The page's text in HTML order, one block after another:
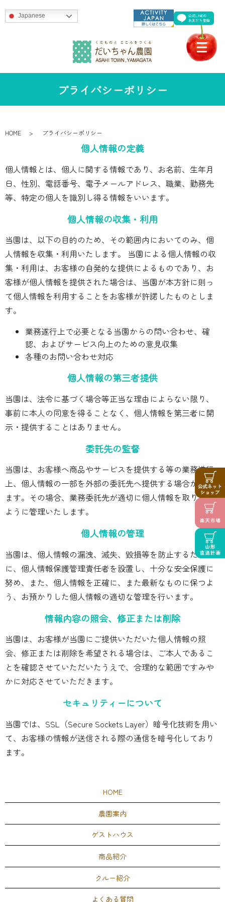
Japanese
プライバシーポリシー
HOME プライバシーポリシー
個人情報の定義
個人情報とは、個人に関する情報であり、お名前、生年月
日、性別、電話番号、電子メールアドレス、職業、勤務先
等、特定の個人を識別し得る情報をいいます。
個人情報の収集・利用
当園は、以下の目的のため、その範囲内においてのみ、個
人情報を収集・利用いたします。 当園による個人情報の収
集・利用は、お客様の自発的な提供によるものであり、お
客様が個人情報を提供された場合は、当園が本方針に則っ
て個人情報を利用することをお客様が許諾したものとしま
す。
業務遂行上で必要となる当園からの問い合わせ、確
認、およびサービス向上のための意見収集
各種のお問い合わせ対応
個人情報の第三者提供
当園は、法令に基づく場合等正当な理由によらない限り、
事前に本人の同意を得ることなく、個人情報を第三者に開
示・提供することはありません。
委託先の監督
当園は、お客様へ商品やサービスを提供する等の業務遂行
上、個人情報の一部を外部の委託先へ提供する場合があり
ます。その場合、業務委託先が適切に個人情報を取り扱う
ように管理いたします。
個人情報の管理
当園は、個人情報の漏洩、滅失、毀損等を防止するため
に、個人情報保護管理責任者を設置し、十分な安全保護に
努め、また、個人情報を正確に、また最新なものに保つよ
う、お預かりした個人情報の適切な管理を行います。
情報内容の照会、修正または削除
当園は、お客様が当園にご提供いただいた個人情報の照
会、修正または削除を希望される場合は、ご本人であるこ
とを確認させていただいたうえで、合理的な範囲ですみや
かに対応させていただきます。
セキュリティーについて
当園では、SSL（Secure Sockets Layer）暗号化技術を用い
て、お客様の情報が送信される際の通信を暗号化しており
ます。
HOME
農園案内
ゲストハウス
商品紹介
クルー紹介
よくある質問